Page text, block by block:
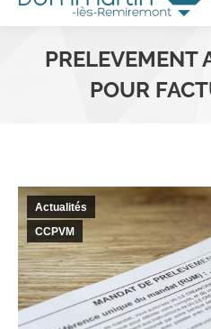
PRELEVEMENT
POUR
Actualités
CCPVM